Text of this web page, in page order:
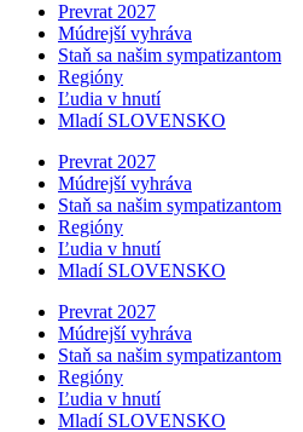
Prevrat 2027
Múdrejší vyhráva
Staň sa našim sympatizantom
Regióny
Ľudia v hnutí
Mladí SLOVENSKO
Prevrat 2027
Múdrejší vyhráva
Staň sa našim sympatizantom
Regióny
Ľudia v hnutí
Mladí SLOVENSKO
Prevrat 2027
Múdrejší vyhráva
Staň sa našim sympatizantom
Regióny
Ľudia v hnutí
Mladí SLOVENSKO